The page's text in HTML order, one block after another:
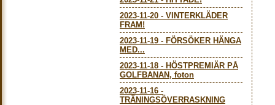
2023-11-20 - VINTERKLÄDER
FRAM!
2023-11-19 - FÖRSÖKER HÄNGA
MED...
2023-11-18 - HÖSTPREMIÄR PÅ
GOLFBANAN, foton
2023-11-16 -
TRÄNINGSÖVERRASKNING